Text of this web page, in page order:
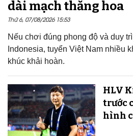
dài mạch thăng hoa
Thứ 6, 07/08/2026 15:53
Nếu chơi đúng phong độ và duy
Indonesia, tuyển Việt Nam nhiều
khúc khải hoàn.
HLV
trước
hình